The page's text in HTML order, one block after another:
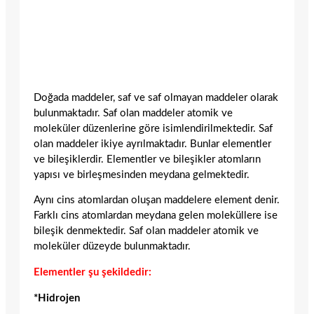
Doğada maddeler, saf ve saf olmayan maddeler olarak
bulunmaktadır. Saf olan maddeler atomik ve
moleküler düzenlerine göre isimlendirilmektedir. Saf
olan maddeler ikiye ayrılmaktadır. Bunlar elementler
ve bileşiklerdir. Elementler ve bileşikler atomların
yapısı ve birleşmesinden meydana gelmektedir.
Aynı cins atomlardan oluşan maddelere element denir.
Farklı cins atomlardan meydana gelen moleküllere ise
bileşik denmektedir. Saf olan maddeler atomik ve
moleküler düzeyde bulunmaktadır.
Elementler şu şekildedir:
*Hidrojen